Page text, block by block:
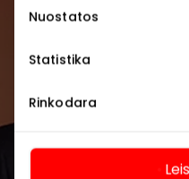
Nuostatos
Statistika
Rinkodara
Pirmieji sužinokite